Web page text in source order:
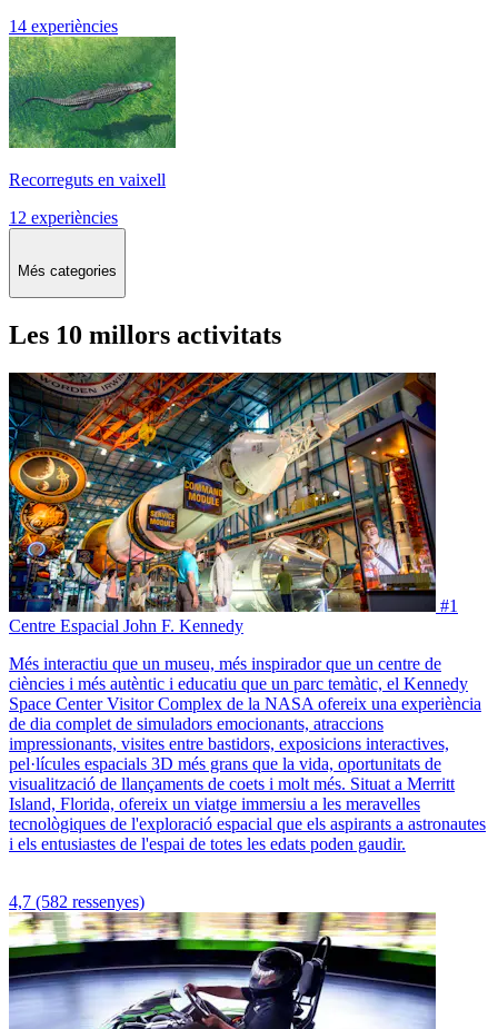
14 experiències
Recorreguts en vaixell
12 experiències
Més categories
Les 10 millors activitats
#1
Centre Espacial John F. Kennedy
Més interactiu que un museu, més inspirador que un centre de
ciències i més autèntic i educatiu que un parc temàtic, el Kennedy
Space Center Visitor Complex de la NASA ofereix una experiència
de dia complet de simuladors emocionants, atraccions
impressionants, visites entre bastidors, exposicions interactives,
pel·lícules espacials 3D més grans que la vida, oportunitats de
visualització de llançaments de coets i molt més. Situat a Merritt
Island, Florida, ofereix un viatge immersiu a les meravelles
tecnològiques de l'exploració espacial que els aspirants a astronautes
i els entusiastes de l'espai de totes les edats poden gaudir.
4,7 (582 ressenyes)